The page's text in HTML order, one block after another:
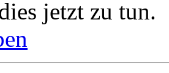
jetzt zu tun.